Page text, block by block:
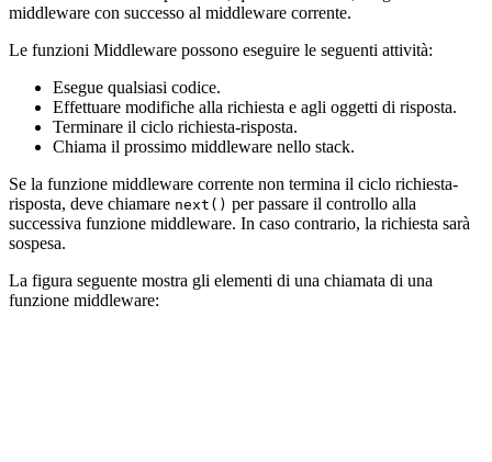
middleware con successo al middleware corrente.
Le funzioni Middleware possono eseguire le seguenti attività:
Esegue qualsiasi codice.
Effettuare modifiche alla richiesta e agli oggetti di risposta.
Terminare il ciclo richiesta-risposta.
Chiama il prossimo middleware nello stack.
Se la funzione middleware corrente non termina il ciclo richiesta-
risposta, deve chiamare next() per passare il controllo alla
successiva funzione middleware. In caso contrario, la richiesta sarà
sospesa.
La figura seguente mostra gli elementi di una chiamata di una
funzione middleware: